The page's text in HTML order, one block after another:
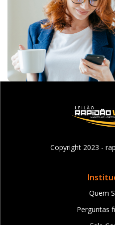
Copyright 2023 -
Quem
Perguntas